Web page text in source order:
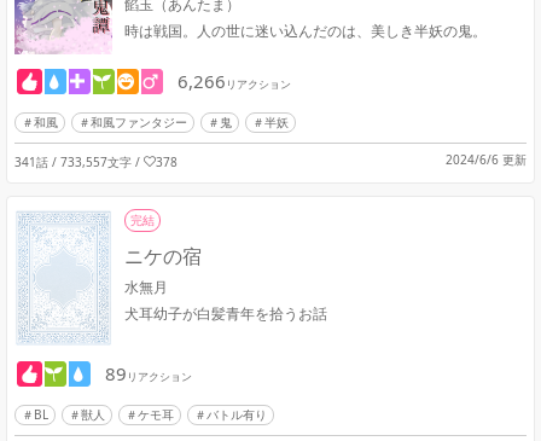
餡玉（あんたま）
時は戦国。人の世に迷い込んだのは、美しき半妖の鬼。
6,266 リアクション
和風 和風ファンタジー 鬼 半妖
341話 / 733,557文字 / 378 2024/6/6 更新
完結
ニケの宿
水無月
犬耳幼子が白髪青年を拾うお話
89 リアクション
BL 獣人 ケモ耳 バトル有り